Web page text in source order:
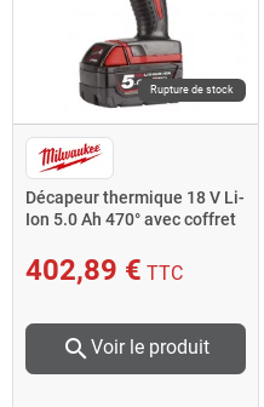
Rupture de stock
Décapeur thermique 18 V Li-
Ion 5.0 Ah 470° avec coffret
402,89 € TTC
search Voir le produit